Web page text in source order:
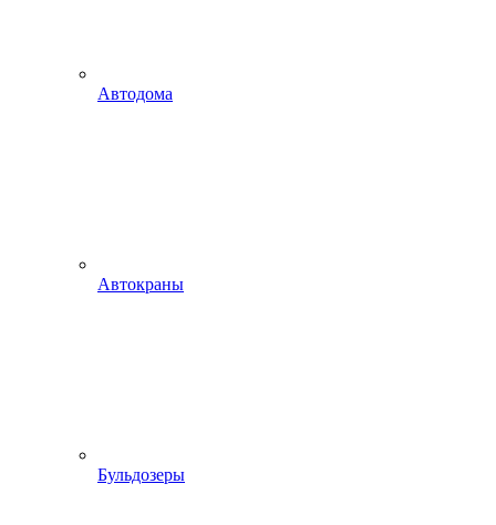
Автодома
Автокраны
Бульдозеры